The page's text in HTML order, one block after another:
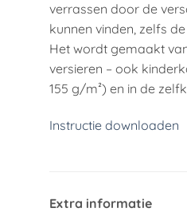
verrassen door de
kunnen vinden, zelfs
Het wordt gemaakt
versieren – ook
155 g/m²) en in de
Instructie downloaden
Extra informatie